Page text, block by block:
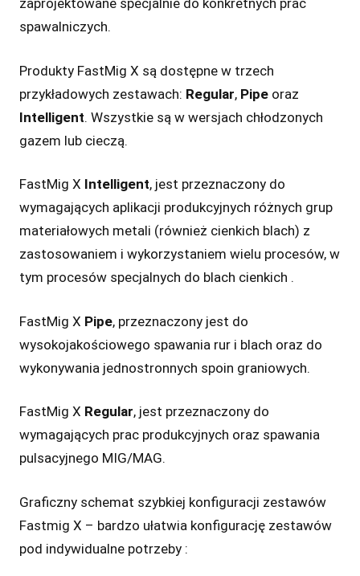
zaprojektowane specjalnie do konkretnych prac
spawalniczych.
Produkty FastMig X są dostępne w trzech
przykładowych zestawach: Regular, Pipe oraz
Intelligent. Wszystkie są w wersjach chłodzonych
gazem lub cieczą.
FastMig X Intelligent, jest przeznaczony do
wymagających aplikacji produkcyjnych różnych grup
materiałowych metali (również cienkich blach) z
zastosowaniem i wykorzystaniem wielu procesów, w
tym procesów specjalnych do blach cienkich .
FastMig X Pipe, przeznaczony jest do
wysokojakościowego spawania rur i blach oraz do
wykonywania jednostronnych spoin graniowych.
FastMig X Regular, jest przeznaczony do
wymagających prac produkcyjnych oraz spawania
pulsacyjnego MIG/MAG.
Graficzny schemat szybkiej konfiguracji zestawów
Fastmig X – bardzo ułatwia konfigurację zestawów
pod indywidualne potrzeby :